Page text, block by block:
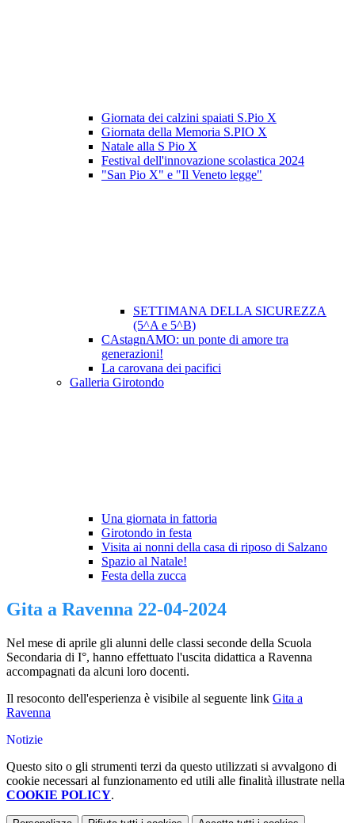
Giornata dei calzini spaiati S.Pio X
Giornata della Memoria S.PIO X
Natale alla S Pio X
Festival dell'innovazione scolastica 2024
"San Pio X" e "Il Veneto legge"
SETTIMANA DELLA SICUREZZA
(5^A e 5^B)
CAstagnAMO: un ponte di amore tra
generazioni!
La carovana dei pacifici
Galleria Girotondo
Una giornata in fattoria
Girotondo in festa
Visita ai nonni della casa di riposo di Salzano
Spazio al Natale!
Festa della zucca
Gita a Ravenna 22-04-2024
Nel mese di aprile gli alunni delle classi seconde della Scuola
Secondaria di I°, hanno effettuato l'uscita didattica a Ravenna
accompagnati da alcuni loro docenti.
Il resoconto dell'esperienza è visibile al seguente link Gita a
Ravenna
Notizie
Questo sito o gli strumenti terzi da questo utilizzati si avvalgono di
cookie necessari al funzionamento ed utili alle finalità illustrate nella
COOKIE POLICY.